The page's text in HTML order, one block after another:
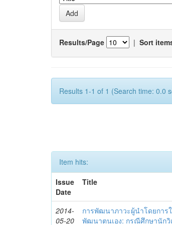
Results/Page | Sort
Results 1-1 of 1 (Search time: 0.0
Item hits:
Issue
Date
Title
2014-
05-20
การพัฒนาภาวะผู้นำโดยการ
พัฒนาตนเอง: กรณีศึกษานักวิ